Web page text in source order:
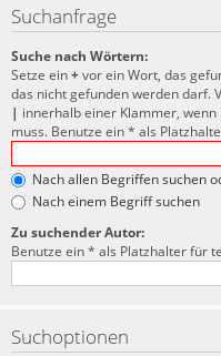
Suchanfrage
Suche nach Wörtern:
Setze ein+vor ein Wort, das
das nicht gefunden werden darf.
| innerhalb einer Klammer,
muss. Benutze ein * als
Nach allen Begriffen suchen
Nach einem Begriff suchen
Zu suchender Autor:
Benutze ein * als Platzhalter für
Suchoptionen